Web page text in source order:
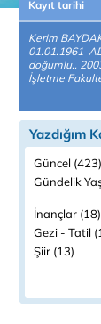
Kayıt tarihi
Kerim
01.01.1961
doğumlu..
İşletme
Yazdığım
Güncel (423)
Gündelik
İnançlar (18)
Gezi - Tatil
Şiir (13)